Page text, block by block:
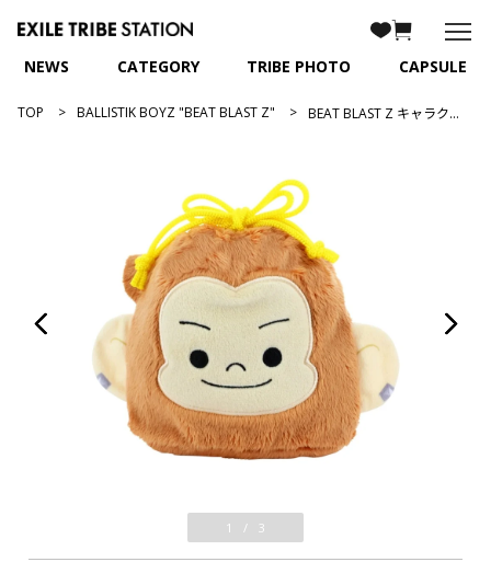
NEWS CATEGORY TRIBE PHOTO CAPSULE
TOP BALLISTIK BOYZ "BEAT BLAST Z" BEAT BLAST Z キャラクター巾着/キッキー
1 / 3